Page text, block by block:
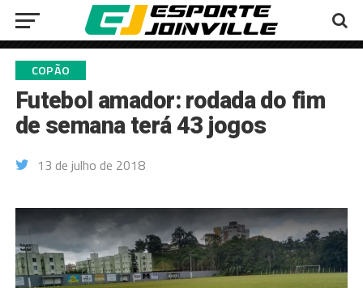
COPÃO
Futebol amador: rodada do fim
de semana terá 43 jogos
13 de julho de 2018